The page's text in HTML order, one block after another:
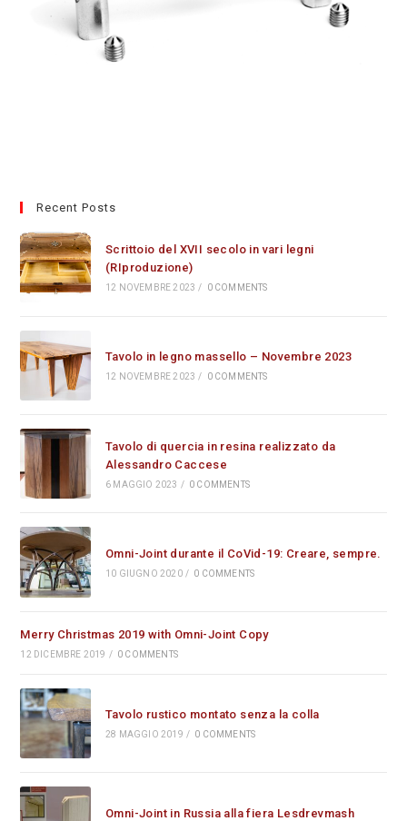
Recent Posts
Scrittoio del XVII secolo in vari legni
(RIproduzione)
12 NOVEMBRE 2023 / 0 COMMENTS
Tavolo in legno massello – Novembre 2023
12 NOVEMBRE 2023 / 0 COMMENTS
Tavolo di quercia in resina realizzato da
Alessandro Caccese
6 MAGGIO 2023 / 0 COMMENTS
Omni-Joint durante il CoVid-19: Creare, sempre.
10 GIUGNO 2020 / 0 COMMENTS
Merry Christmas 2019 with Omni-Joint Copy
12 DICEMBRE 2019 / 0 COMMENTS
Tavolo rustico montato senza la colla
28 MAGGIO 2019 / 0 COMMENTS
Omni-Joint in Russia alla fiera Lesdrevmash